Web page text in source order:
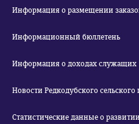
Информация о размещении
Информационный бюллетень
Информация о доходах служащих
Новости Редкодубского сельского
Статистические данные о